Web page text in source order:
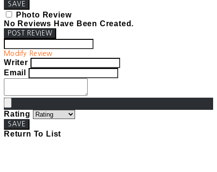
SAVE
Photo Review
No Reviews Have Been Created.
POST REVIEW
Modify Review
Writer
Email
Rating
SAVE
Return To List